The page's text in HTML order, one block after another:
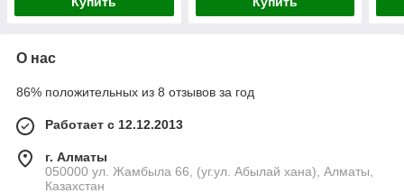
О нас
86% положительных из 8 отзывов за год
Работает с 12.12.2013
г. Алматы
050000 ул. Жамбыла 66, (уг.ул. Абылай хана), Алматы,
Казахстан